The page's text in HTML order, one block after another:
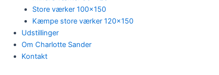
Store værker 100×150
Kæmpe store værker 120×150
Udstillinger
Om Charlotte Sander
Kontakt